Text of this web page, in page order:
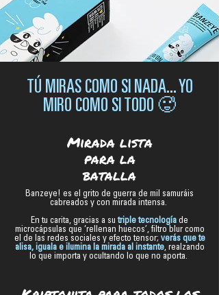
TÚ MIRAS COMO SI NADA... YO
MIRO COMO SI TODO 🥵
Mirada lista
para la
batalla
Banzeye! es el grito de guerra de mil samuráis
cabreados y con mirada intensa.
En tu carita, gracias a sutriple tecnología de
microcápsulas que ‘rellenan huecos’, filtro blur como
el de las redes sociales y efecto tensor; verás que te
alisa, iguala e ilumina la mirada al instante, realzando
lo que importa y ocultando lo que no aporta.